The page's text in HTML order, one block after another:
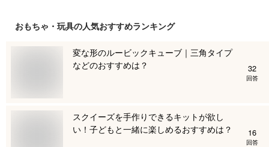
おもちゃ・玩具の人気おすすめランキング
変な形のルービックキューブ｜三角タイプ
などのおすすめは？
32
回答
スクイーズを手作りできるキットが欲し
い！子どもと一緒に楽しめるおすすめは？
16
回答